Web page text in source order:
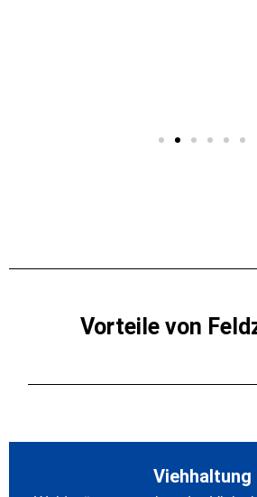
Vorteile von
Viehhaltung